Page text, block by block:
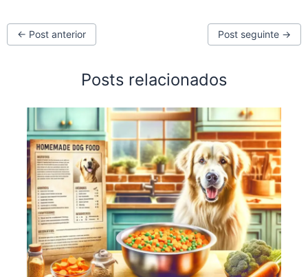
← Post anterior Post seguinte →
Posts relacionados